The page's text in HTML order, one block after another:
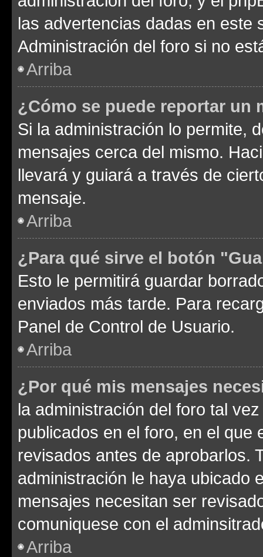
las advertencias dadas en este
Administración del foro si no
Arriba
¿Cómo se puede reportar un
Si la administración lo permite,
mensajes cerca del mismo.
llevará y guiará a través de
mensaje.
Arriba
¿Para qué sirve el botón
Esto le permitirá guardar
enviados más tarde. Para
Panel de Control de Usuario.
Arriba
¿Por qué mis mensajes
la administración del foro tal
publicados en el foro, en el
revisados antes de aprobarlos.
administración le haya ubicado
mensajes necesitan ser
comuniquese con el
Arriba